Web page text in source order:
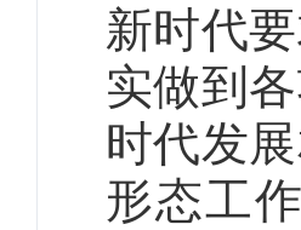
新时代
实做到
时代发
形态工